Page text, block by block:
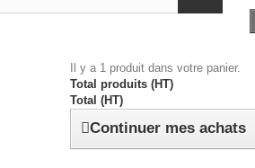
Il y a 1 produit dans votre panier.
Total produits (HT)
Total (HT)
Continuer mes achats